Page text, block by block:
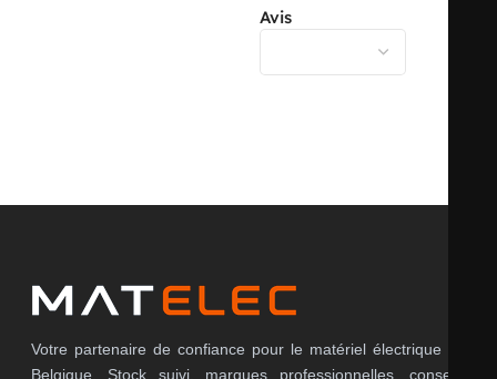
Avis
Votre partenaire de confiance pour le matériel électrique en
Belgique. Stock suivi, marques professionnelles, conseils